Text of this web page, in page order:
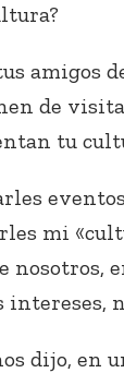
amigos
de visita
tu
mi
nosotros,
intereses,
dijo, en